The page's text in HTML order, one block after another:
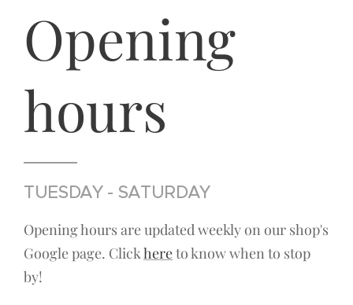
Opening
hours
TUESDAY - SATURDAY
Opening hours are updated weekly on our shop's
Google page. Clickhereto know when to stop
by!